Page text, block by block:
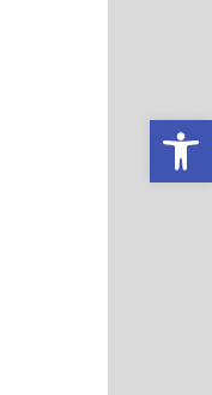
פתח סרגל נגישות